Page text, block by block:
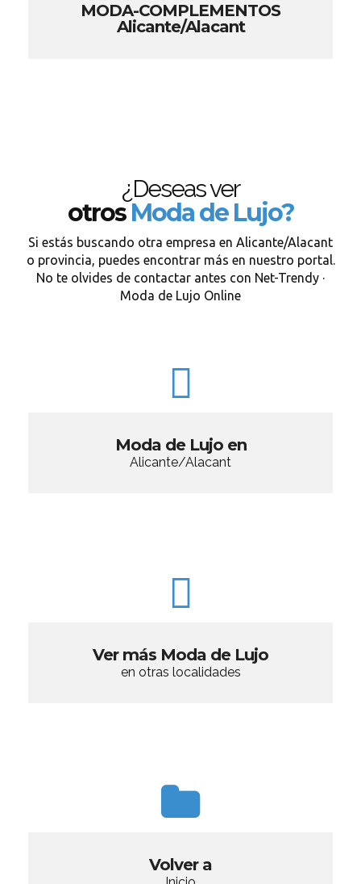
MODA-COMPLEMENTOS
Alicante/Alacant
¿Deseas ver
otrosModa de Lujo?
Si estás buscando otra empresa en Alicante/Alacant
o provincia, puedes encontrar más en nuestro portal.
No te olvides de contactar antes con Net-Trendy ·
Moda de Lujo Online
Moda de Lujo en
Alicante/Alacant
Ver más Moda de Lujo
en otras localidades
Volver a